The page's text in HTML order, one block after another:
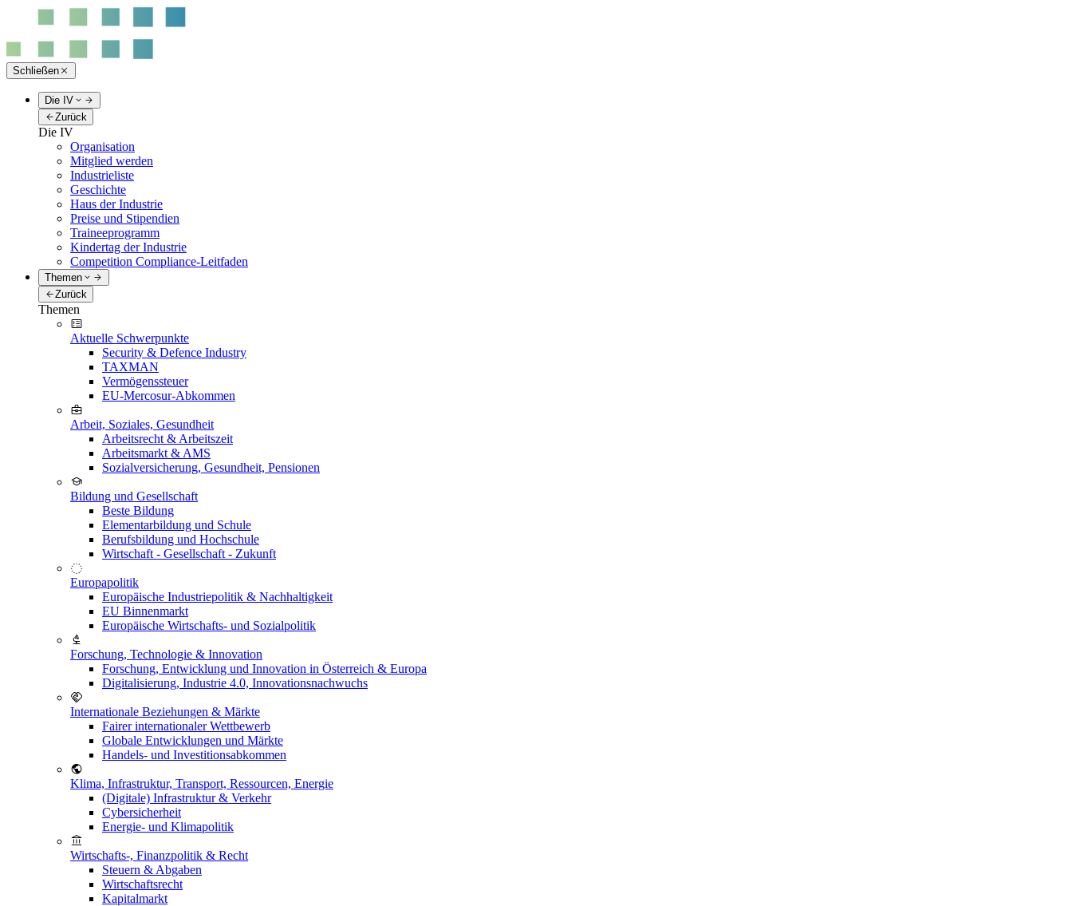
Schließen
Die IV
Zurück
Die IV
Organisation
Mitglied werden
Industrieliste
Geschichte
Haus der Industrie
Preise und Stipendien
Traineeprogramm
Kindertag der Industrie
Competition Compliance-Leitfaden
Themen
Zurück
Themen
Aktuelle Schwerpunkte
Security & Defence Industry
TAXMAN
Vermögenssteuer
EU-Mercosur-Abkommen
Arbeit, Soziales, Gesundheit
Arbeitsrecht & Arbeitszeit
Arbeitsmarkt & AMS
Sozialversicherung, Gesundheit, Pensionen
Bildung und Gesellschaft
Beste Bildung
Elementarbildung und Schule
Berufsbildung und Hochschule
Wirtschaft - Gesellschaft - Zukunft
Europapolitik
Europäische Industriepolitik & Nachhaltigkeit
EU Binnenmarkt
Europäische Wirtschafts- und Sozialpolitik
Forschung, Technologie & Innovation
Forschung, Entwicklung und Innovation in Österreich & Europa
Digitalisierung, Industrie 4.0, Innovationsnachwuchs
Internationale Beziehungen & Märkte
Fairer internationaler Wettbewerb
Globale Entwicklungen und Märkte
Handels- und Investitionsabkommen
Klima, Infrastruktur, Transport, Ressourcen, Energie
(Digitale) Infrastruktur & Verkehr
Cybersicherheit
Energie- und Klimapolitik
Wirtschafts-, Finanzpolitik & Recht
Steuern & Abgaben
Wirtschaftsrecht
Kapitalmarkt